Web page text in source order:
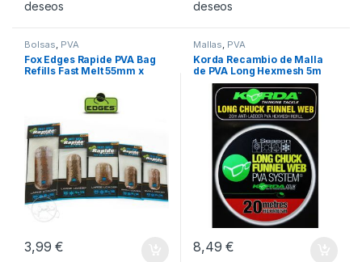
deseos
deseos
Bolsas, PVA
Fox Edges Rapide PVA Bag
Refills Fast Melt 55mm x
3,99€
Mallas, PVA
Korda Recambio de Malla
de PVA Long Hexmesh 5m
8,49€